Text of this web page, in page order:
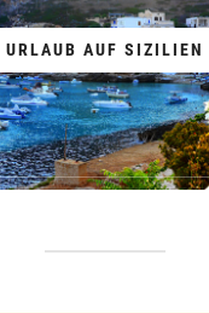
URLAUB AUF SIZILIEN